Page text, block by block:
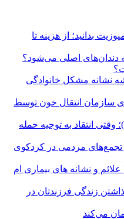
بدانید؛ از هزینه تا
دندان‌های اصلی می‌شود؟
نشانه مشکل خانوادگی
سازمان انتقال خون توسط
وقتی انتقاد به توجیه حمله
مردمی در کردکوی
و نشانه های بیماری ام
زندگی فرزندتان در
می‌کند